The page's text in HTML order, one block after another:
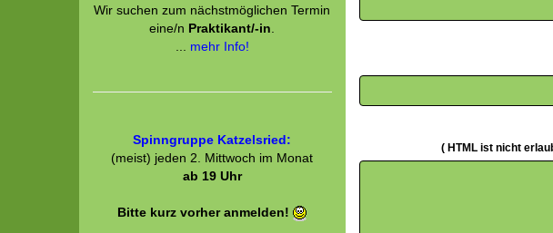
( HTML ist nicht
Wir suchen zum nächstmöglichen Termin
eine/n Praktikant/-in
mehr Info!
Spinngruppe Katzelsried:
(meist) jeden 2. Mittwoch im Monat
ab 19 Uhr
Bitte kurz vorher anmelden!